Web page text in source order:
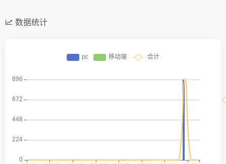
数据统计